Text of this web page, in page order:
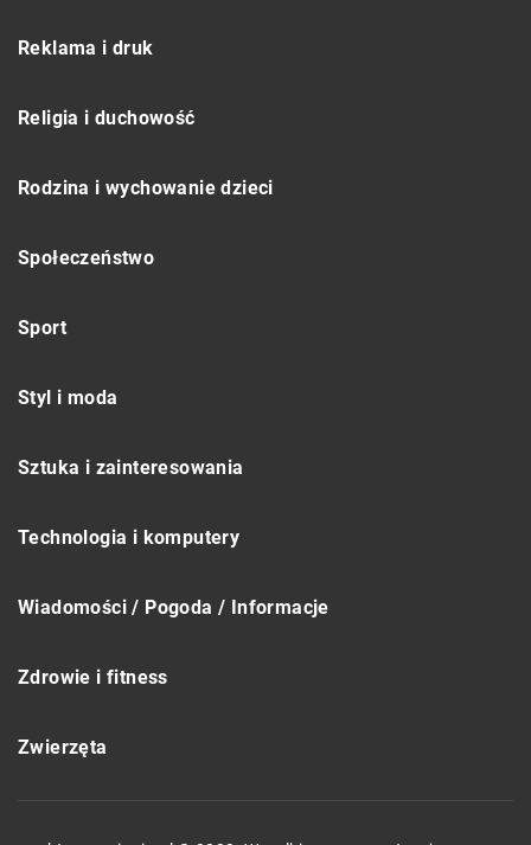
Reklama i druk
Religia i duchowość
Rodzina i wychowanie dzieci
Społeczeństwo
Sport
Styl i moda
Sztuka i zainteresowania
Technologia i komputery
Wiadomości / Pogoda / Informacje
Zdrowie i fitness
Zwierzęta